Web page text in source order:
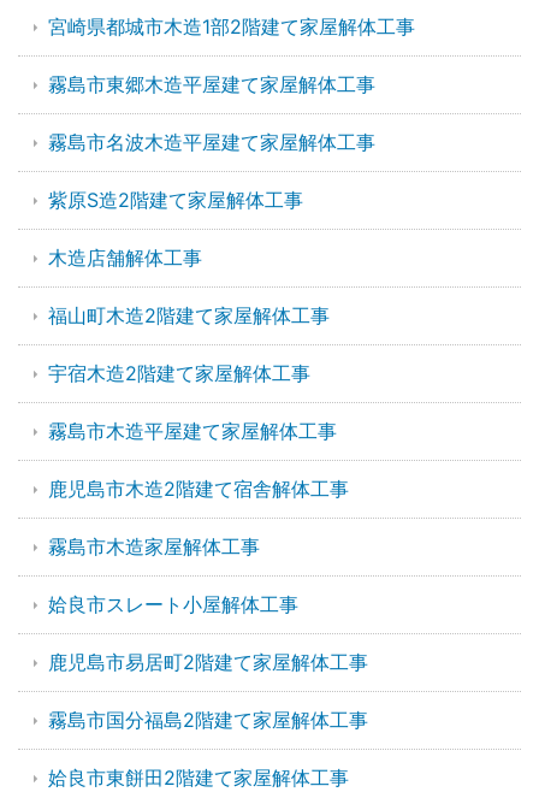
宮崎県都城市木造1部2階建て家屋解体工事
霧島市東郷木造平屋建て家屋解体工事
霧島市名波木造平屋建て家屋解体工事
紫原S造2階建て家屋解体工事
木造店舗解体工事
福山町木造2階建て家屋解体工事
宇宿木造2階建て家屋解体工事
霧島市木造平屋建て家屋解体工事
鹿児島市木造2階建て宿舎解体工事
霧島市木造家屋解体工事
姶良市スレート小屋解体工事
鹿児島市易居町2階建て家屋解体工事
霧島市国分福島2階建て家屋解体工事
姶良市東餅田2階建て家屋解体工事